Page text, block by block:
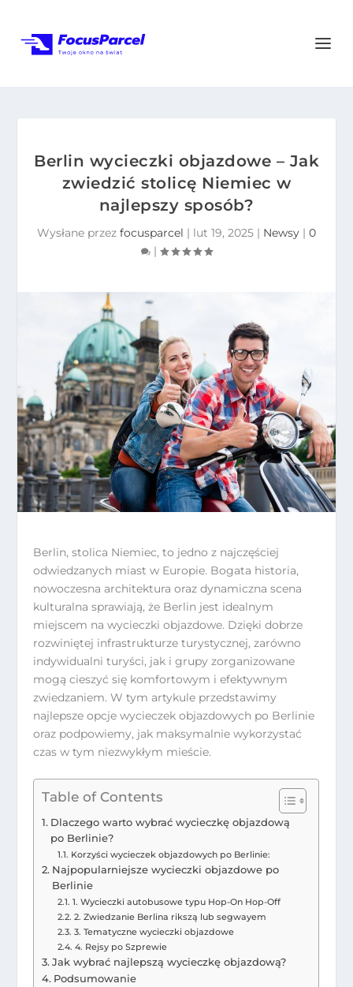
Berlin wycieczki objazdowe – Jak
zwiedzić stolicę Niemiec w
najlepszy sposób?
Wysłane przez focusparcel | lut 19, 2025 | Newsy | 0
|
Berlin, stolica Niemiec, to jedno z najczęściej
odwiedzanych miast w Europie. Bogata historia,
nowoczesna architektura oraz dynamiczna scena
kulturalna sprawiają, że Berlin jest idealnym
miejscem na wycieczki objazdowe. Dzięki dobrze
rozwiniętej infrastrukturze turystycznej, zarówno
indywidualni turyści, jak i grupy zorganizowane
mogą cieszyć się komfortowym i efektywnym
zwiedzaniem. W tym artykule przedstawimy
najlepsze opcje wycieczek objazdowych po Berlinie
oraz podpowiemy, jak maksymalnie wykorzystać
czas w tym niezwykłym mieście.
Table of Contents
Dlaczego warto wybrać wycieczkę objazdową
po Berlinie?
Korzyści wycieczek objazdowych po Berlinie:
Najpopularniejsze wycieczki objazdowe po
Berlinie
1. Wycieczki autobusowe typu Hop-On Hop-Off
2. Zwiedzanie Berlina rikszą lub segwayem
3. Tematyczne wycieczki objazdowe
4. Rejsy po Szprewie
Jak wybrać najlepszą wycieczkę objazdową?
Podsumowanie